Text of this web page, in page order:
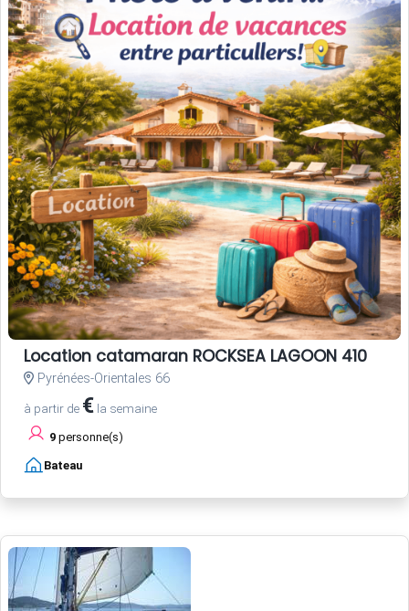
Location catamaran ROCKSEA LAGOON 410
Pyrénées-Orientales 66
à partir de € la semaine
9 personne(s)
Bateau